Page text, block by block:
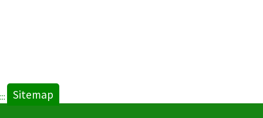
::: Sitemap